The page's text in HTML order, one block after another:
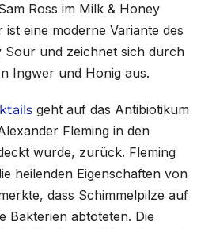
Ross im Milk & Honey
eine moderne Variante des
Sour und zeichnet sich durch
Ingwer und Honig aus.
geht auf das Antibiotikum
Fleming in den
wurde, zurück. Fleming
heilenden Eigenschaften von
dass Schimmelpilze auf
Bakterien abtöteten. Die